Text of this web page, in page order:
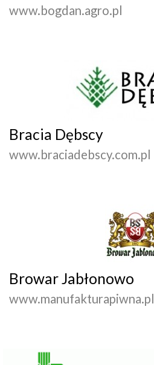
www.bogdan.agro.pl
Bracia Dębscy
www.braciadebscy.com.pl
Browar Jabłonowo
www.manufakturapiwna.pl